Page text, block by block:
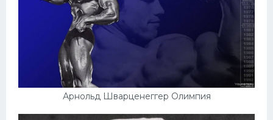
Арнольд Шварценеггер Олимпия